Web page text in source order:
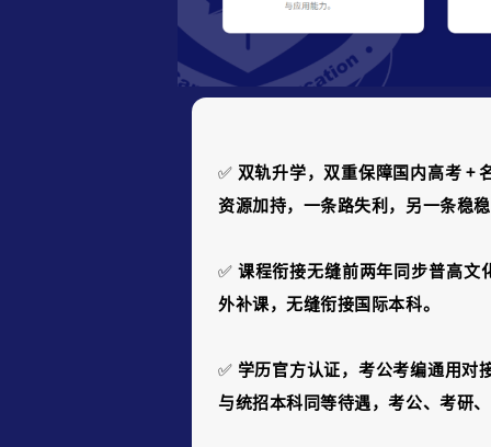
✅ 双轨升学，双重保障国内高考 +
资源加持，一条路失利，另一条稳
✅ 课程衔接无缝前两年同步普高文
外补课，无缝衔接国际本科。
✅ 学历官方认证，考公考编通用对
与统招本科同等待遇，考公、考研